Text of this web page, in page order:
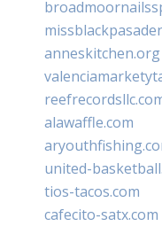
anneskitchen.org
alawaffle.com
united-
tios-tacos.com
cafecito-satx.com